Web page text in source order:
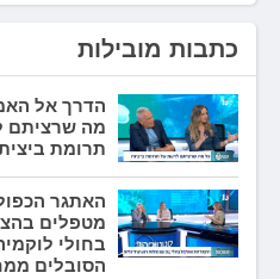
כתבות מובילות
הדרך אל
מה שרציתם
תרומת
האתגר
מטפלים
הסובלים